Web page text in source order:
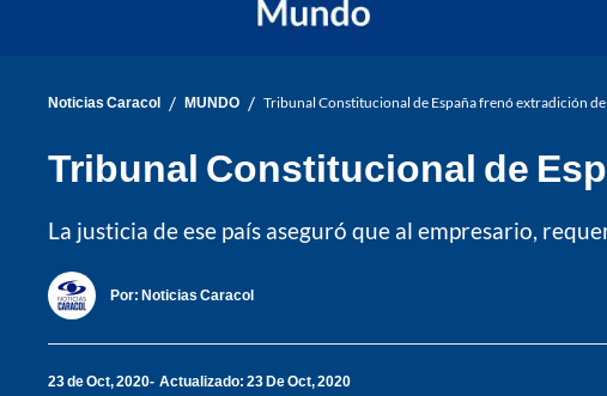
Noticias Caracol / MUNDO / Tribunal Constitucional de España frenó extradición
Tribunal Constitucional de
La justicia de ese país aseguró que al empresario,
Por: Noticias Caracol
23 de Oct, 2020 Actualizado: 23 De Oct, 2020